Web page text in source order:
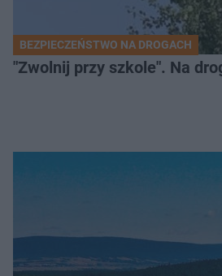
BEZPIECZEŃSTWO NA DROGACH
"Zwolnij przy szkole". Na